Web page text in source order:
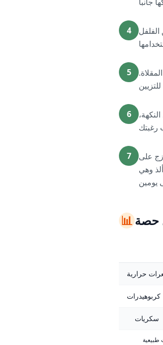
4
الفلفل
5
6
7
على
وهي
📊حصة
حرارية
كربوهيدرات
سكريات
طبيعية